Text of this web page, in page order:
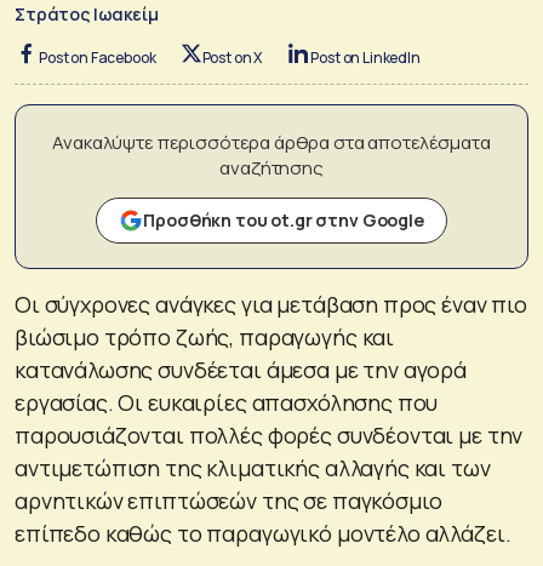
Στράτος Ιωακείμ
Post on Facebook Post on X Post on LinkedIn
Ανακαλύψτε περισσότερα άρθρα στα αποτελέσματα
αναζήτησης
Προσθήκη του ot.gr στην Google
Οι σύγχρονες ανάγκες για μετάβαση προς έναν πιο
βιώσιμο τρόπο ζωής, παραγωγής και
κατανάλωσης συνδέεται άμεσα με την αγορά
εργασίας. Οι ευκαιρίες απασχόλησης που
παρουσιάζονται πολλές φορές συνδέονται με την
αντιμετώπιση της κλιματικής αλλαγής και των
αρνητικών επιπτώσεών της σε παγκόσμιο
επίπεδο καθώς το παραγωγικό μοντέλο αλλάζει.